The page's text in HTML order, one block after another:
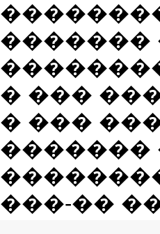
�������
� ���
� ���
�������
���-��